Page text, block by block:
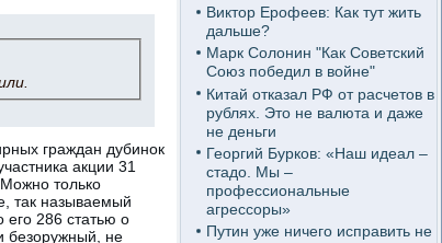
граждан дубинок
акции 31
только
так называемый
его 286 статью о
безоружный, не
Виктор Ерофеев: Как тут жить
дальше?
Марк Солонин "Как Советский
Союз победил в войне"
Китай отказал РФ от расчетов в
рублях. Это не валюта и даже
не деньги
Георгий Бурков: «Наш идеал –
стадо. Мы –
профессиональные
агрессоры»
Путин уже ничего исправить не